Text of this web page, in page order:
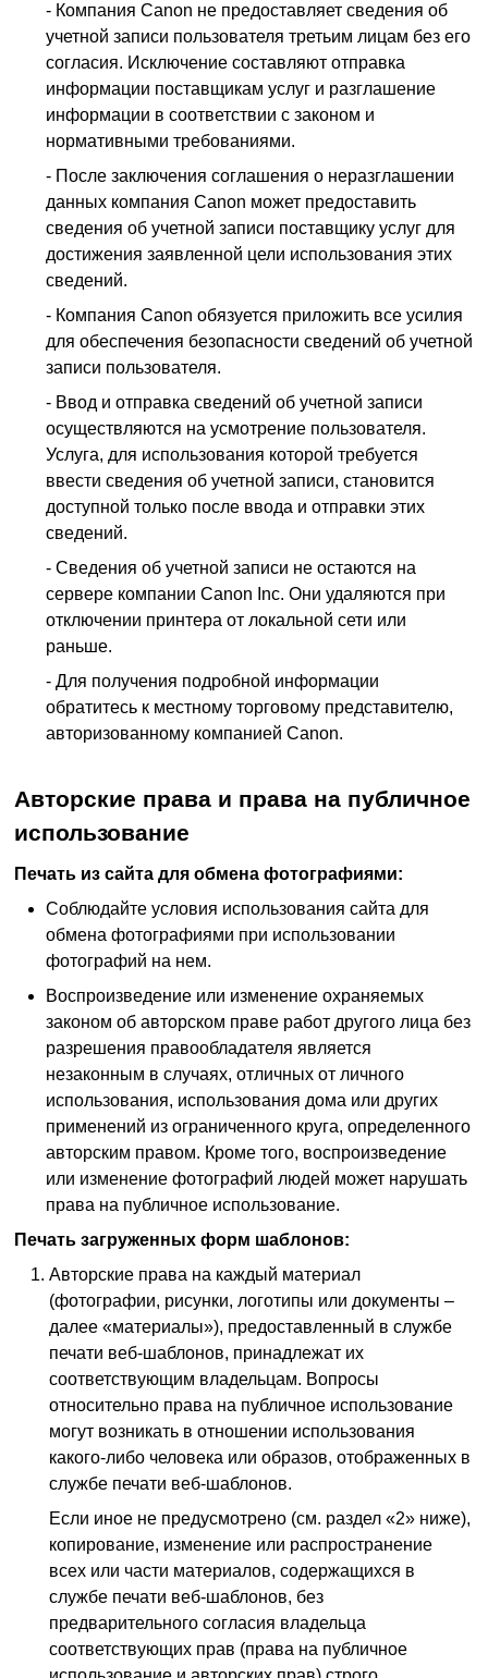
- КомпанияCanon не предоставляет сведения об
учетной записи пользователя третьим лицам без его
согласия. Исключение составляют отправка
информации поставщикам услуг и разглашение
информации в соответствии с законом и
нормативными требованиями.
- После заключения соглашения о неразглашении
данных компанияCanon может предоставить
сведения об учетной записи поставщику услуг для
достижения заявленной цели использования этих
сведений.
- КомпанияCanon обязуется приложить все усилия
для обеспечения безопасности сведений об учетной
записи пользователя.
- Ввод и отправка сведений об учетной записи
осуществляются на усмотрение пользователя.
Услуга, для использования которой требуется
ввести сведения об учетной записи, становится
доступной только после ввода и отправки этих
сведений.
-Сведения об учетной записи не остаются на
сервере компанииCanon Inc. Они удаляются при
отключении принтера от локальной сети или
раньше.
-Для получения подробной информации
обратитесь к местному торговому представителю,
авторизованному компаниейCanon.
Авторские права и права на публичное
использование
Печать из сайта для обмена фотографиями:
Соблюдайте условия использования сайта для
обмена фотографиями при использовании
фотографий на нем.
Воспроизведение или изменение охраняемых
законом об авторском праве работ другого лица без
разрешения правообладателя является
незаконным в случаях, отличных от личного
использования, использования дома или других
применений из ограниченного круга, определенного
авторским правом. Кроме того, воспроизведение
или изменение фотографий людей может нарушать
права на публичное использование.
Печать загруженных форм шаблонов:
Авторские права на каждый материал
(фотографии, рисунки, логотипы или документы –
далее «материалы»), предоставленный в службе
печати веб-шаблонов, принадлежат их
соответствующим владельцам. Вопросы
относительно права на публичное использование
могут возникать в отношении использования
какого-либо человека или образов, отображенных в
службе печати веб-шаблонов.
Если иное не предусмотрено (см. раздел «2» ниже),
копирование, изменение или распространение
всех или части материалов, содержащихся в
службе печати веб-шаблонов, без
предварительного согласия владельца
соответствующих прав (права на публичное